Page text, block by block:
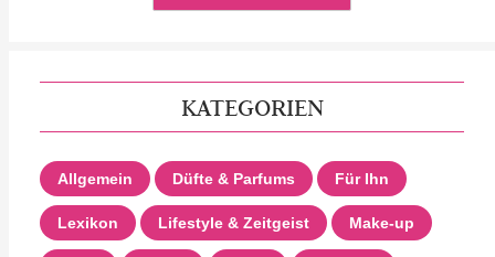
KATEGORIEN
Allgemein Düfte & Parfums Für Ihn
Lexikon Lifestyle & Zeitgeist Make-up